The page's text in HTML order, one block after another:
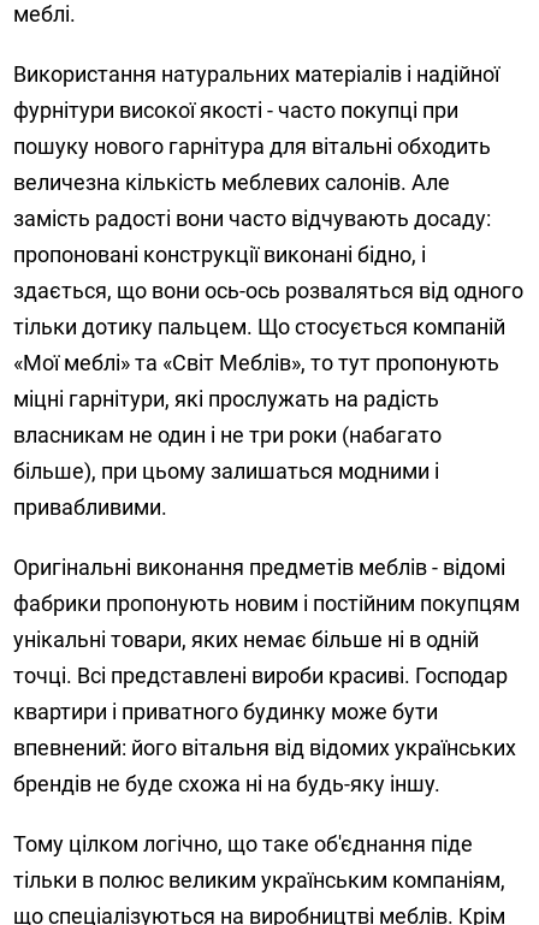
меблі.
Використання натуральних матеріалів і надійної
фурнітури високої якості - часто покупці при
пошуку нового гарнітура для вітальні обходить
величезна кількість меблевих салонів. Але
замість радості вони часто відчувають досаду:
пропоновані конструкції виконані бідно, і
здається, що вони ось-ось розваляться від одного
тільки дотику пальцем. Що стосується компаній
«Мої меблі» та «Світ Меблів», то тут пропонують
міцні гарнітури, які прослужать на радість
власникам не один і не три роки (набагато
більше), при цьому залишаться модними і
привабливими.
Оригінальні виконання предметів меблів - відомі
фабрики пропонують новим і постійним покупцям
унікальні товари, яких немає більше ні в одній
точці. Всі представлені вироби красиві. Господар
квартири і приватного будинку може бути
впевнений: його вітальня від відомих українських
брендів не буде схожа ні на будь-яку іншу.
Тому цілком логічно, що таке об'єднання піде
тільки в полюс великим українським компаніям,
що спеціалізуються на виробництві меблів. Крім